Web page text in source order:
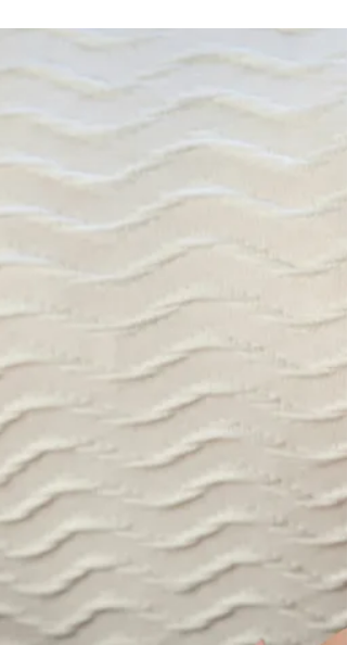
משקל נמוך ורזון מסת שריר נמוכה אחוז שומן
גבוה (יחסית למשקל) כרס או בטן גדולה,
לדוגמה כמו שרואים בתמונה בתחילת
איך נמנעים ממראה ה"סקיני פאט"? עכשיו
שאנחנו יודעים מה זה אומר להיות "סקיני
אפשר בקלות להבין מה צריך לעשות כדי
או לצאת ממצב כזה. לבנות מסת שריר
יהיה החלק העיקרי בתהליך. איך בונים מסת